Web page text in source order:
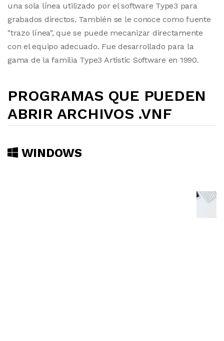
una sola línea utilizado por el software Type3 para
grabados directos. También se le conoce como fuente
"trazo línea", que se puede mecanizar directamente
con el equipo adecuado. Fue desarrollado para la
gama de la familia Type3 Artistic Software en 1990.
PROGRAMAS QUE PUEDEN
ABRIR ARCHIVOS .VNF
WINDOWS